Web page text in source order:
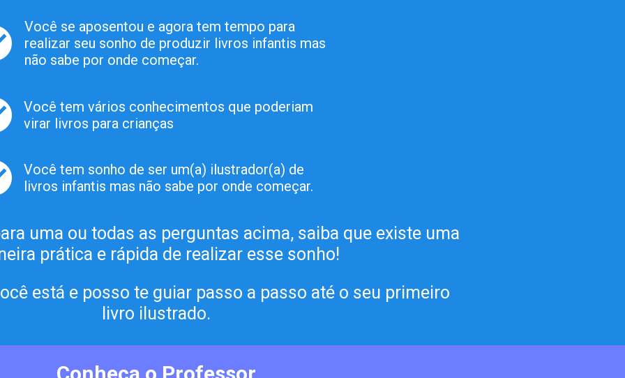
Você se aposentou e agora tem tempo para
realizar seu sonho de produzir livros infantis mas
não sabe por onde começar.
Você tem vários conhecimentos que poderiam
virar livros para crianças
Você tem sonho de ser um(a) ilustrador(a) de
livros infantis mas não sabe por onde começar.
uma ou todas as perguntas acima, saiba que existe uma
prática e rápida de realizar esse sonho!
está e posso te guiar passo a passo até o seu primeiro
livro ilustrado.